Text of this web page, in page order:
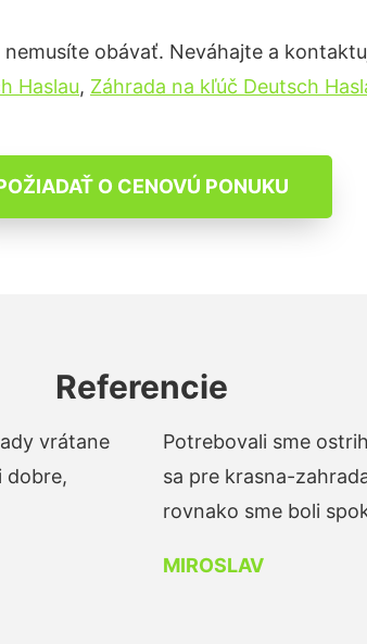
nemusíte obávať. Neváhajte a
Haslau, Záhrada na kľúč Deutsch
O CENOVÚ PONUKU
Referencie
vrátane
dobre,
Potrebovali sme
sa pre krasna-
rovnako sme boli
MIROSLAV